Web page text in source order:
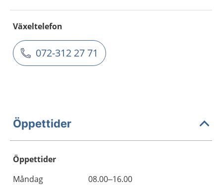
Växeltelefon
072-312 27 71
Öppettider
Öppettider
Dag
Öppettider
Kommentarer
Måndag 08.00–16.00